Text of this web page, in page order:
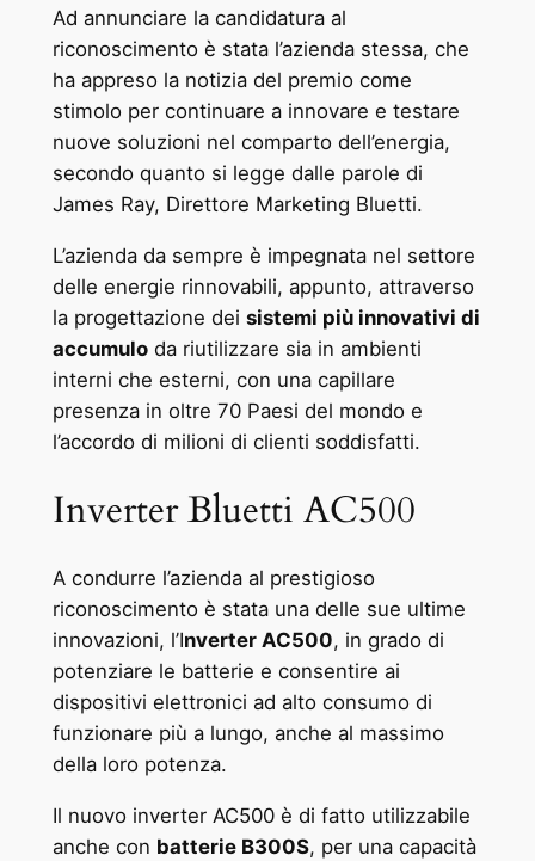
Ad annunciare la candidatura al
riconoscimento è stata l’azienda stessa, che
ha appreso la notizia del premio come
stimolo per continuare a innovare e testare
nuove soluzioni nel comparto dell’energia,
secondo quanto si legge dalle parole di
James Ray, Direttore Marketing Bluetti.
L’azienda da sempre è impegnata nel settore
delle energie rinnovabili, appunto, attraverso
la progettazione dei sistemi più innovativi di
accumuloda riutilizzare sia in ambienti
interni che esterni, con una capillare
presenza in oltre 70 Paesi del mondo e
l’accordo di milioni di clienti soddisfatti.
Inverter Bluetti AC500
A condurre l’azienda al prestigioso
riconoscimento è stata una delle sue ultime
innovazioni, l’Inverter AC500, in grado di
potenziare le batterie e consentire ai
dispositivi elettronici ad alto consumo di
funzionare più a lungo, anche al massimo
della loro potenza.
Il nuovo inverter AC500 è di fatto utilizzabile
anche con batterie B300S, per una capacità